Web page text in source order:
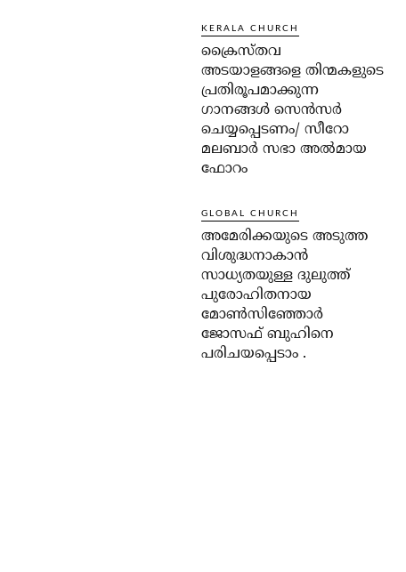
KERALA CHURCH
ക്രൈസ്തവ
അടയാളങ്ങളെ തിന്മകളുടെ
പ്രതിരൂപമാക്കുന്ന
ഗാനങ്ങൾ സെൻസർ
ചെയ്യപ്പെടണം/ സീറോ
മലബാർ സഭാ അൽമായ
ഫോറം
GLOBAL CHURCH
അമേരിക്കയുടെ അടുത്ത
വിശുദ്ധനാകാൻ
സാധ്യതയുള്ള ദുലുത്ത്
പുരോഹിതനായ
മോൺസിഞ്ഞോർ
ജോസഫ് ബുഹിനെ
പരിചയപ്പെടാം .